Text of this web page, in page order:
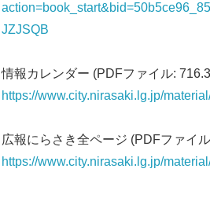
JZJSQB
情報カレンダー (PDFファイル:
https://www.city.nirasaki.lg.jp/
広報にらさき全ページ (PDFファイ
https://www.city.nirasaki.lg.jp/